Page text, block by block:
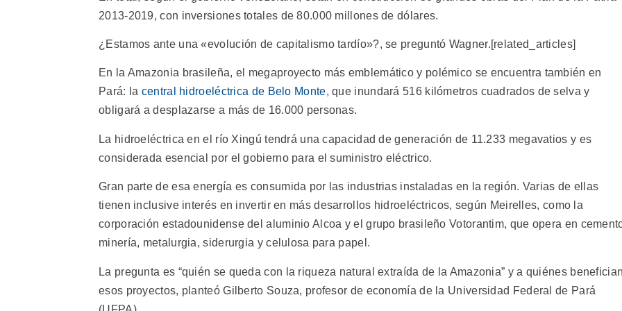
2013-2019, con inversiones totales de 80.000 millones de dólares.
¿Estamos ante una «evolución de capitalismo tardío»?, se preguntó Wagner.[related_articles]
En la Amazonia brasileña, el megaproyecto más emblemático y polémico se encuentra también en
Pará: la central hidroeléctrica de Belo Monte, que inundará 516 kilómetros cuadrados de selva y
obligará a desplazarse a más de 16.000 personas.
La hidroeléctrica en el río Xingú tendrá una capacidad de generación de 11.233 megavatios y es
considerada esencial por el gobierno para el suministro eléctrico.
Gran parte de esa energía es consumida por las industrias instaladas en la región. Varias de ellas
tienen inclusive interés en invertir en más desarrollos hidroeléctricos, según Meirelles, como la
corporación estadounidense del aluminio Alcoa y el grupo brasileño Votorantim, que opera en
minería, metalurgia, siderurgia y celulosa para papel.
La pregunta es “quién se queda con la riqueza natural extraída de la Amazonia” y a quiénes
esos proyectos, planteó Gilberto Souza, profesor de economía de la Universidad Federal de Pará